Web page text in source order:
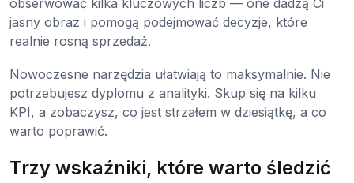
obserwować kilka kluczowych liczb — one dadzą Ci
jasny obraz i pomogą podejmować decyzje, które
realnie rosną sprzedaż.
Nowoczesne narzędzia ułatwiają to maksymalnie. Nie
potrzebujesz dyplomu z analityki. Skup się na kilku
KPI, a zobaczysz, co jest strzałem w dziesiątkę, a co
warto poprawić.
Trzy wskaźniki, które warto śledzić